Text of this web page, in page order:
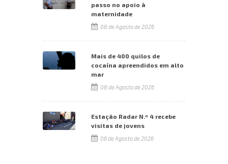
passo no apoio à
maternidade
08 de Agosto de 2026
Mais de 400 quilos de
cocaína apreendidos em alto
mar
08 de Agosto de 2026
Estação Radar N.º 4 recebe
visitas de jovens
06 de Agosto de 2026